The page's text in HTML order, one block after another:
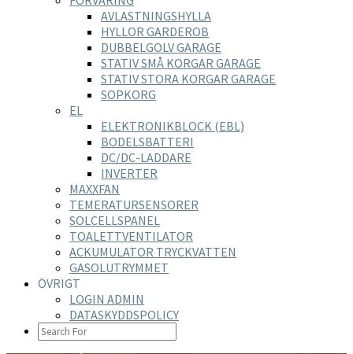
AVLASTNINGSHYLLA
HYLLOR GARDEROB
DUBBELGOLV GARAGE
STATIV SMÅ KORGAR GARAGE
STATIV STORA KORGAR GARAGE
SOPKORG
EL
ELEKTRONIKBLOCK (EBL)
BODELSBATTERI
DC/DC-LADDARE
INVERTER
MAXXFAN
TEMERATURSENSORER
SOLCELLSPANEL
TOALETTVENTILATOR
ACKUMULATOR TRYCKVATTEN
GASOLUTRYMMET
ÖVRIGT
LOGIN ADMIN
DATASKYDDSPOLICY
SEARCH
ICON